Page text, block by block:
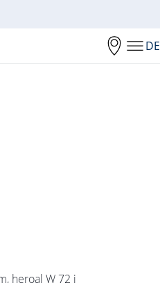
DE
heroal W 72 i